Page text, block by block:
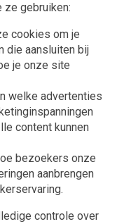
ze gebruiken:
cookies om je
die aansluiten bij
je onze site
welke advertenties
content kunnen
bezoekers onze
aanbrengen
controle over